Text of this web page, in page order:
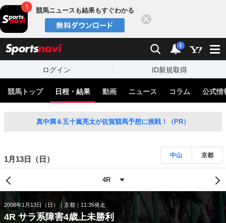
競馬ニュースも結果もすぐわかる
検索 通知
i
ログイン ID新規取得
競馬トップ 日程・結果 動画 ニュース コラム 公式情
真中満＆五十嵐亮太が佐賀競馬予想に挑戦！（PR）
1月13日（日） 中山 京都
2008年1月13日（日） 京都 11:35発走
4R サラ系障害4歳上未勝利